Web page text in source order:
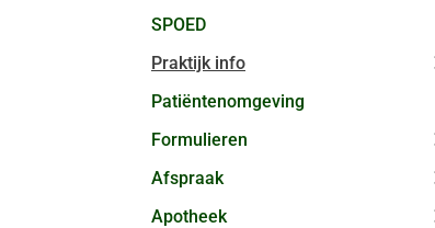
SPOED
Praktijk info
Patiëntenomgeving
Formulieren
Afspraak
Apotheek